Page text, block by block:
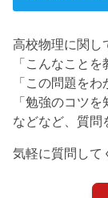
高校物理に関し
「こんなことを
「この問題を
「勉強のコツを
などなど、質問
気軽に質問して